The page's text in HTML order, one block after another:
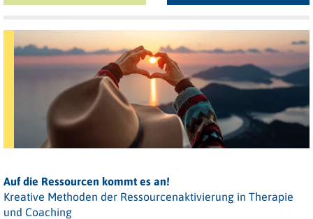
Auf die Ressourcen kommt es an!
Kreative Methoden der Ressourcenaktivierung in Therapie
und Coaching